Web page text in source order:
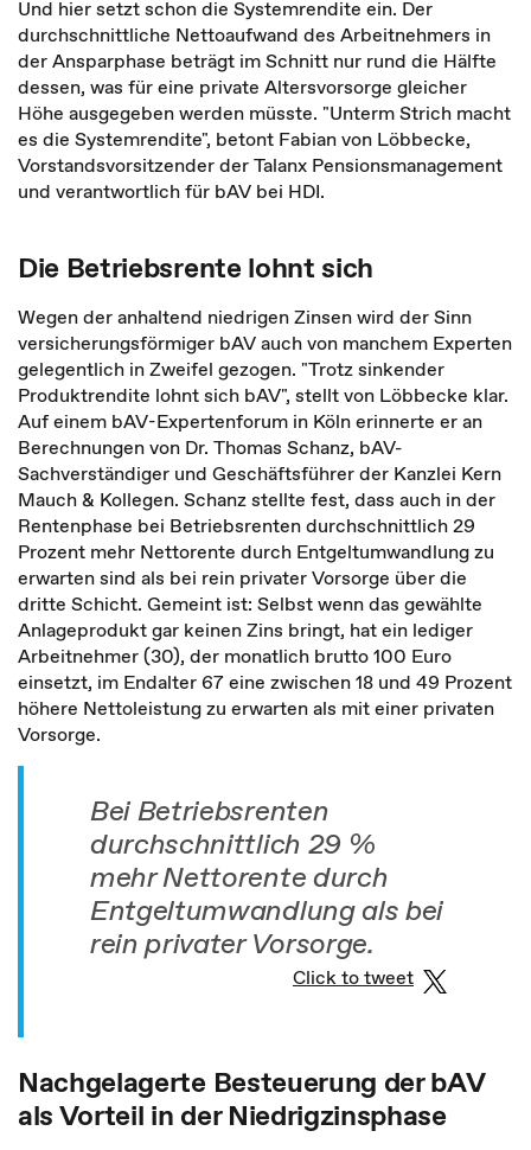
Und hier setzt schon die Systemrendite ein. Der
durchschnittliche Nettoaufwand des Arbeitnehmers in
der Ansparphase beträgt im Schnitt nur rund die Hälfte
dessen, was für eine private Altersvorsorge gleicher
Höhe ausgegeben werden müsste. "Unterm Strich macht
es die Systemrendite", betont Fabian von Löbbecke,
Vorstandsvorsitzender der Talanx Pensionsmanagement
und verantwortlich für bAV bei HDI.
Die Betriebsrente lohnt sich
Wegen der anhaltend niedrigen Zinsen wird der Sinn
versicherungsförmiger bAV auch von manchem Experten
gelegentlich in Zweifel gezogen. "Trotz sinkender
Produktrendite lohnt sich bAV", stellt von Löbbecke klar.
Auf einem bAV-Expertenforum in Köln erinnerte er an
Berechnungen von Dr. Thomas Schanz, bAV-
Sachverständiger und Geschäftsführer der Kanzlei Kern
Mauch & Kollegen. Schanz stellte fest, dass auch in der
Rentenphase bei Betriebsrenten durchschnittlich 29
Prozent mehr Nettorente durch Entgeltumwandlung zu
erwarten sind als bei rein privater Vorsorge über die
dritte Schicht. Gemeint ist: Selbst wenn das gewählte
Anlageprodukt gar keinen Zins bringt, hat ein lediger
Arbeitnehmer (30), der monatlich brutto 100 Euro
einsetzt, im Endalter 67 eine zwischen 18 und 49 Prozent
höhere Nettoleistung zu erwarten als mit einer privaten
Vorsorge.
Bei Betriebsrenten
durchschnittlich 29 %
mehr Nettorente durch
Entgeltumwandlung als bei
rein privater Vorsorge.
Click to tweet
Nachgelagerte Besteuerung der bAV
als Vorteil in der Niedrigzinsphase